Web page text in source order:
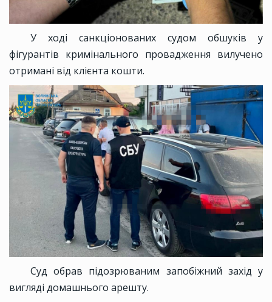
У ході санкціонованих судом обшуків у
фігурантів кримінального провадження вилучено
отримані від клієнта кошти.
Суд обрав підозрюваним запобіжний захід у
вигляді домашнього арешту.